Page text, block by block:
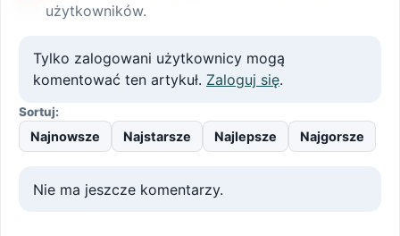
użytkowników.
Tylko zalogowani użytkownicy mogą
komentować ten artykuł. Zaloguj się.
Sortuj:
Najnowsze Najstarsze Najlepsze Najgorsze
Nie ma jeszcze komentarzy.